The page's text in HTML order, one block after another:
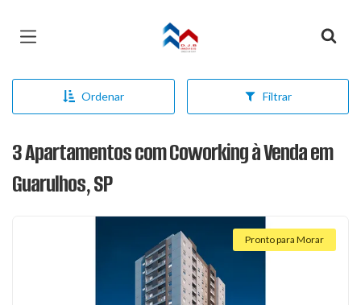
Página inicial
Ordenar Filtrar
3 Apartamentos com Coworking à Venda em
Guarulhos, SP
Pronto para Morar